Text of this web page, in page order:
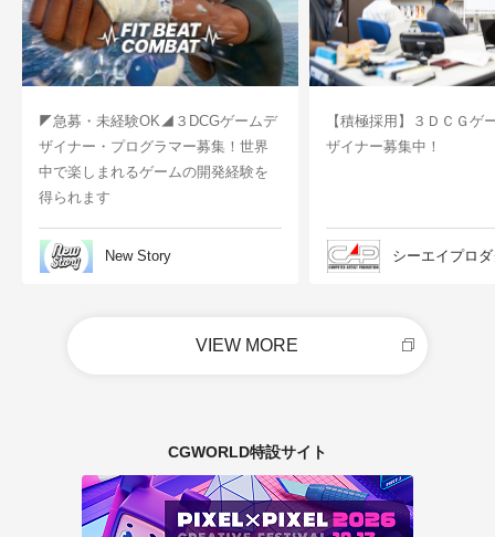
◤急募・未経験OK◢３DCGゲームデ
ザイナー・プログラマー募集！世界
中で楽しまれるゲームの開発経験を
得られます
New Story
【積極採用】３ＤＣＧゲ
ザイナー募集中！
シーエイプロ
VIEW MORE
CGWORLD特設サイト